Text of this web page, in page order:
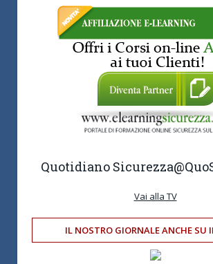
Quotidiano Sicurezza
Vai alla TV
IL NOSTRO GIORNALE ANCHE SU